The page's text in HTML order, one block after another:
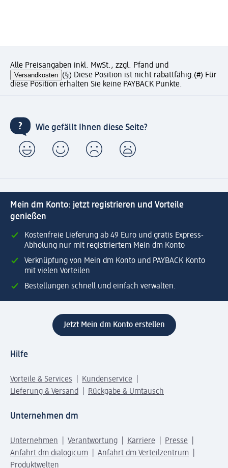
Alle Preisangaben inkl. MwSt., zzgl. Pfand und
Versandkosten (§) Diese Position ist nicht rabattfähig.(#) Für
diese Position erhalten Sie keine PAYBACK Punkte.
Wie gefällt Ihnen diese Seite?
Mein dm Konto: jetzt registrieren und Vorteile
genießen
Kostenfreie Lieferung ab 49 Euro und gratis Express-
Abholung nur mit registriertem Mein dm Konto
Verknüpfung von Mein dm Konto und PAYBACK Konto
mit vielen Vorteilen
Bestellungen schnell und einfach verwalten.
Jetzt Mein dm Konto erstellen
Hilfe
Vorteile & Services
Kundenservice
Lieferung & Versand
Rückgabe & Umtausch
Unternehmen dm
Unternehmen Verantwortung Karriere
Presse
Anfahrt dm dialogicum
Anfahrt dm Verteilzentrum
Produktwelten